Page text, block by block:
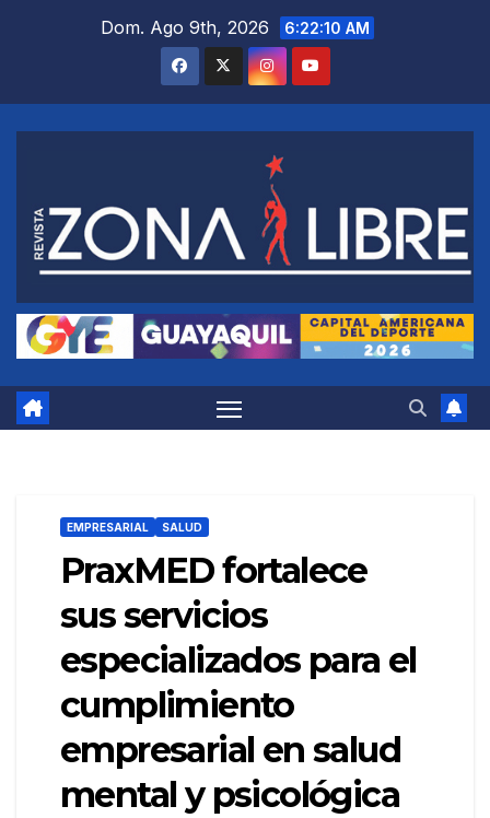
Dom. Ago 9th, 2026 6:22:11 AM
EMPRESARIAL SALUD
PraxMED fortalece
sus servicios
especializados para el
cumplimiento
empresarial en salud
mental y psicológica